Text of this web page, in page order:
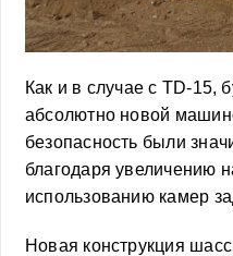
Как и в случае с TD-15,
абсолютно новой
безопасность были
благодаря увеличению
использованию камер
Новая конструкция